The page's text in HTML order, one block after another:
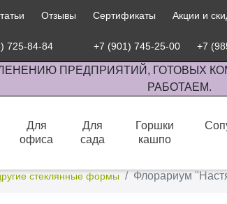
Отзывы Сертификаты Акции и
725-84-84 +7 (901) 745-25-00 +7
ПРЕДПРИЯТИЙ, ГОТОВЫХ
РАБОТАЕМ.
Для
офиса
Для
сада
Горшки
кашпо
стеклянные формы
Флорариум